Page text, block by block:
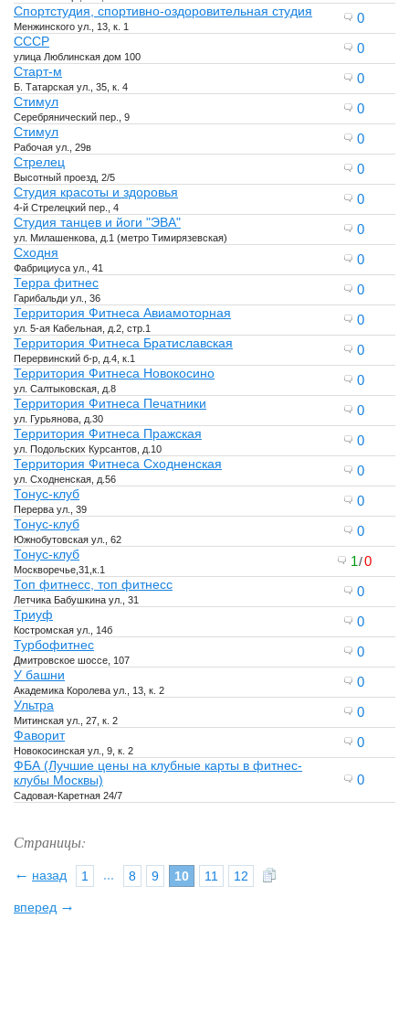
Спортстудия, спортивно-оздоровительная студия
Менжинского ул., 13, к. 1
0
СССР
улица Люблинская дом 100
0
Старт-м
Б. Татарская ул., 35, к. 4
0
Стимул
Серебрянический пер., 9
0
Стимул
Рабочая ул., 29в
0
Стрелец
Высотный проезд, 2/5
0
Студия красоты и здоровья
4-й Стрелецкий пер., 4
0
Студия танцев и йоги "ЭВА"
ул. Милашенкова, д.1 (метро Тимирязевская)
0
Сходня
Фабрициуса ул., 41
0
Терра фитнес
Гарибальди ул., 36
0
Территория Фитнеса Авиамоторная
ул. 5-ая Кабельная, д.2, стр.1
0
Территория Фитнеса Братиславская
Перервинский б-р, д.4, к.1
0
Территория Фитнеса Новокосино
ул. Салтыковская, д.8
0
Территория Фитнеса Печатники
ул. Гурьянова, д.30
0
Территория Фитнеса Пражская
ул. Подольских Курсантов, д.10
0
Территория Фитнеса Сходненская
ул. Сходненская, д.56
0
Тонус-клуб
Перерва ул., 39
0
Тонус-клуб
Южнобутовская ул., 62
0
Тонус-клуб
Москворечье,31,к.1
1/0
Топ фитнесс, топ фитнесс
Летчика Бабушкина ул., 31
0
Триуф
Костромская ул., 14б
0
Турбофитнес
Дмитровское шоссе, 107
0
У башни
Академика Королева ул., 13, к. 2
0
Ультра
Митинская ул., 27, к. 2
0
Фаворит
Новокосинская ул., 9, к. 2
0
ФБА (Лучшие цены на клубные карты в фитнес-
клубы Москвы)
Садовая-Каретная 24/7
0
Страницы:
назад
← 1 ... 8 9 10 11 12
вперед →